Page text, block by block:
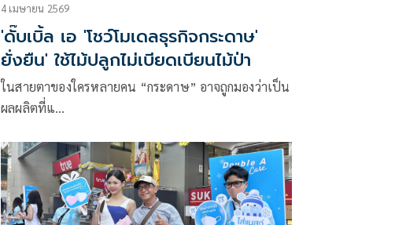
4 เมษายน 2569
'ดั๊บเบิ้ล เอ 'โชว์โมเดลธุรกิจกระดาษ'
ยั่งยืน' ใช้ไม้ปลูกไม่เบียดเบียนไม้ป่า
ในสายตาของใครหลายคน “กระดาษ” อาจถูกมองว่าเป็น
ผลผลิตที่แ…